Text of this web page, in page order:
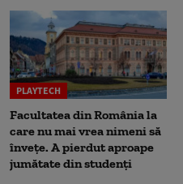
PLAYTECH
Facultatea din România la
care nu mai vrea nimeni să
înveţe. A pierdut aproape
jumătate din studenţi